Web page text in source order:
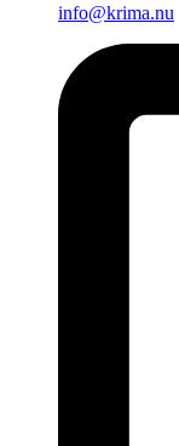
info@krima.nu